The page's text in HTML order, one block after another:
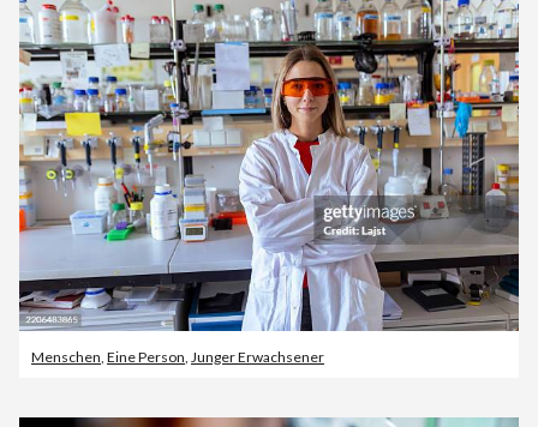
Menschen Eine Person Junger Erwachsener